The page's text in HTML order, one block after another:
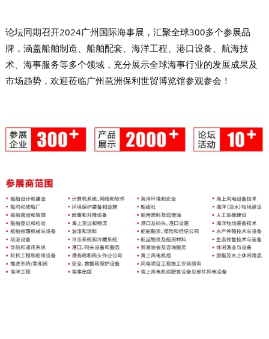
论坛同期召开2024广州国际海事展，汇聚全球300多个参展品
牌，涵盖船舶制造、船舶配套、海洋工程、港口设备、航海技
术、海事服务等多个领域，充分展示全球海事行业的发展成果及
市场趋势，欢迎莅临广州琶洲保利世贸博览馆参观参会！